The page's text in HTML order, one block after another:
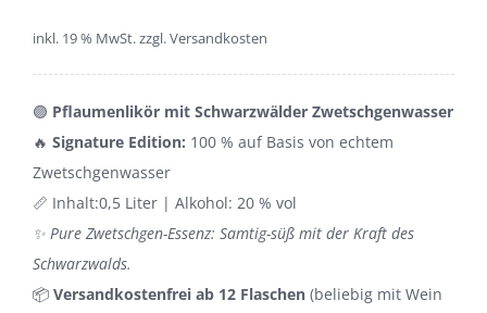
inkl. 19 % MwSt.zzgl. Versandkosten
🟣 Pflaumenlikör mit Schwarzwälder Zwetschgenwasser
🔥 Signature Edition: 100 % auf Basis von echtem
Zwetschgenwasser
📏 Inhalt:0,5 Liter | Alkohol: 20 % vol
✨ Pure Zwetschgen-Essenz: Samtig-süß mit der Kraft des
Schwarzwalds.
📦 Versandkostenfrei ab 12 Flaschen (beliebig mit Wein